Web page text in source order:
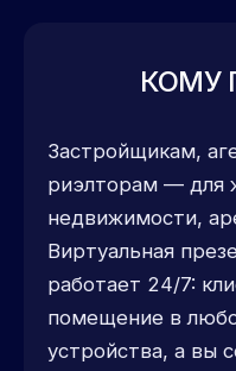
КОМУ
Застройщикам,
риэлторам — для
недвижимости,
Виртуальная
работает 24/7:
помещение в
устройства, а вы